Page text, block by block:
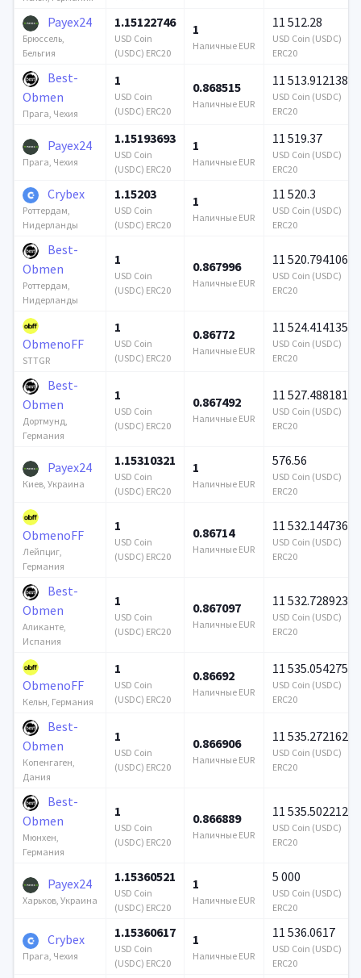
Payex24
Брюссель,
Бельгия
1.15122746
USD Coin
(USDC) ERC20
1
Наличные EUR
11 512.28
USD Coin (USDC)
ERC20
Best-
Obmen
Прага, Чехия
1
USD Coin
(USDC) ERC20
0.868515
Наличные EUR
11 513.912138
USD Coin (USDC)
ERC20
Payex24
Прага, Чехия
1.15193693
USD Coin
(USDC) ERC20
1
Наличные EUR
11 519.37
USD Coin (USDC)
ERC20
Crybex
Роттердам,
Нидерланды
1.15203
USD Coin
(USDC) ERC20
1
Наличные EUR
11 520.3
USD Coin (USDC)
ERC20
Best-
Obmen
Роттердам,
Нидерланды
1
USD Coin
(USDC) ERC20
0.867996
Наличные EUR
11 520.794106
USD Coin (USDC)
ERC20
ObmenoFF
STTGR
1
USD Coin
(USDC) ERC20
0.86772
Наличные EUR
11 524.414135
USD Coin (USDC)
ERC20
Best-
Obmen
Дортмунд,
Германия
1
USD Coin
(USDC) ERC20
0.867492
Наличные EUR
11 527.488181
USD Coin (USDC)
ERC20
Payex24
Киев, Украина
1.15310321
USD Coin
(USDC) ERC20
1
Наличные EUR
576.56
USD Coin (USDC)
ERC20
ObmenoFF
Лейпциг,
Германия
1
USD Coin
(USDC) ERC20
0.86714
Наличные EUR
11 532.144736
USD Coin (USDC)
ERC20
Best-
Obmen
Аликанте,
Испания
1
USD Coin
(USDC) ERC20
0.867097
Наличные EUR
11 532.728923
USD Coin (USDC)
ERC20
ObmenoFF
Кельн, Германия
1
USD Coin
(USDC) ERC20
0.86692
Наличные EUR
11 535.054275
USD Coin (USDC)
ERC20
Best-
Obmen
Копенгаген,
Дания
1
USD Coin
(USDC) ERC20
0.866906
Наличные EUR
11 535.272162
USD Coin (USDC)
ERC20
Best-
Obmen
Мюнхен,
Германия
1
USD Coin
(USDC) ERC20
0.866889
Наличные EUR
11 535.502212
USD Coin (USDC)
ERC20
Payex24
Харьков, Украина
1.15360521
USD Coin
(USDC) ERC20
1
Наличные EUR
5 000
USD Coin (USDC)
ERC20
Crybex
Прага, Чехия
1.15360617
USD Coin
(USDC) ERC20
1
Наличные EUR
11 536.0617
USD Coin (USDC)
ERC20